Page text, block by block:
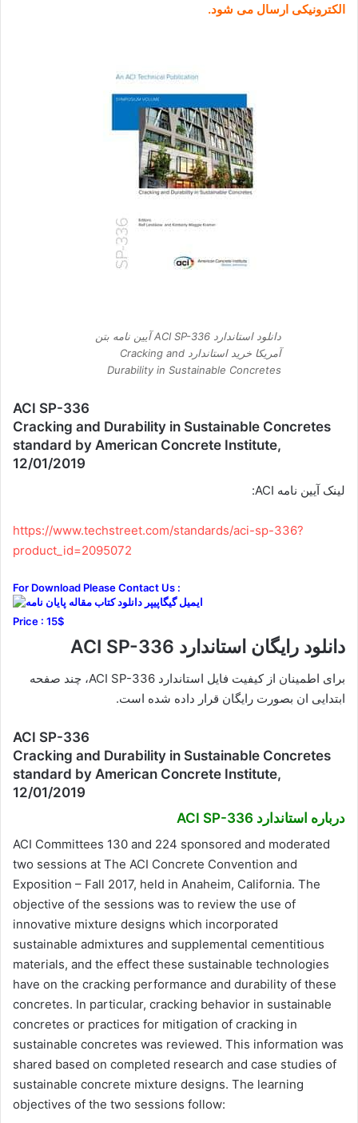
الکترونیکی ارسال می شود.
دانلود استاندارد ACI SP-336 آیین نامه بتن
آمریکا خرید استاندارد Cracking and
Durability in Sustainable Concretes
ACI SP-336
Cracking and Durability in Sustainable Concretes
standard by American Concrete Institute,
12/01/2019
لینک آیین نامه ACI:
https://www.techstreet.com/standards/aci-sp-336?
product_id=2095072
For Download Please Contact Us :
Price : 15$
دانلود رایگان استاندارد ACI SP-336
برای اطمینان از کیفیت فایل استاندارد ACI SP-336، چند صفحه
ابتدایی ان بصورت رایگان قرار داده شده است.
ACI SP-336
Cracking and Durability in Sustainable Concretes
standard by American Concrete Institute,
12/01/2019
درباره استاندارد ACI SP-336
ACI Committees 130 and 224 sponsored and moderated
two sessions at The ACI Concrete Convention and
Exposition – Fall 2017, held in Anaheim, California. The
objective of the sessions was to review the use of
innovative mixture designs which incorporated
sustainable admixtures and supplemental cementitious
materials, and the effect these sustainable technologies
have on the cracking performance and durability of these
concretes. In particular, cracking behavior in sustainable
concretes or practices for mitigation of cracking in
sustainable concretes was reviewed. This information was
shared based on completed research and case studies of
sustainable concrete mixture designs. The learning
objectives of the two sessions follow: